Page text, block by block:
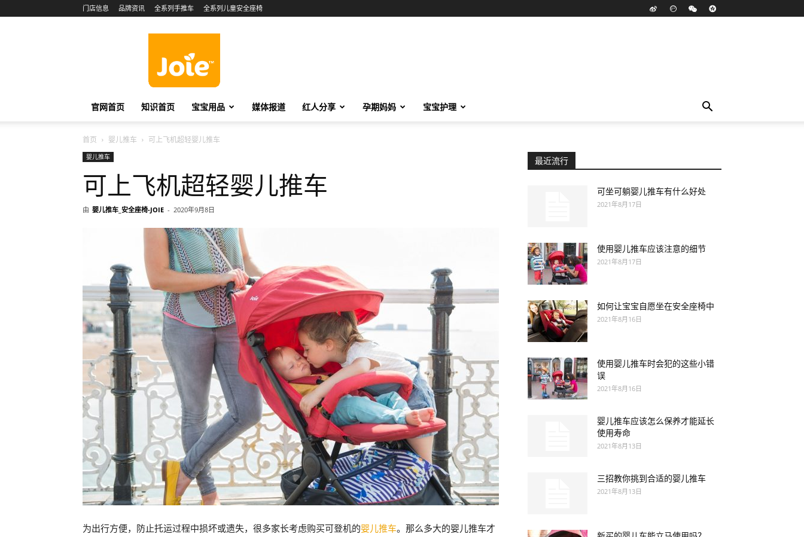
门店信息 品牌资讯 全系列手推车 全系列儿童安全座椅
官网首页 知识首页 宝宝用品 媒体报道 红人分享 孕期妈妈 宝宝护理
首页 婴儿推车 可上飞机超轻婴儿推车
婴儿推车
可上飞机超轻婴儿推车
由 婴儿推车_安全座椅-JOIE - 2020年9月8日
为出行方便，防止托运过程中损坏或遗失，很多家长考虑购买可登机的婴儿推车。那么多大的婴儿推车才
最近流行
可坐可躺婴儿推车有什么好处
2021年8月17日
使用婴儿推车应该注意的细节
2021年8月17日
如何让宝宝自愿坐在安全座椅中
2021年8月16日
使用婴儿推车时会犯的这些小错
误
2021年8月16日
婴儿推车应该怎么保养才能延长
使用寿命
2021年8月13日
三招教你挑到合适的婴儿推车
2021年8月13日